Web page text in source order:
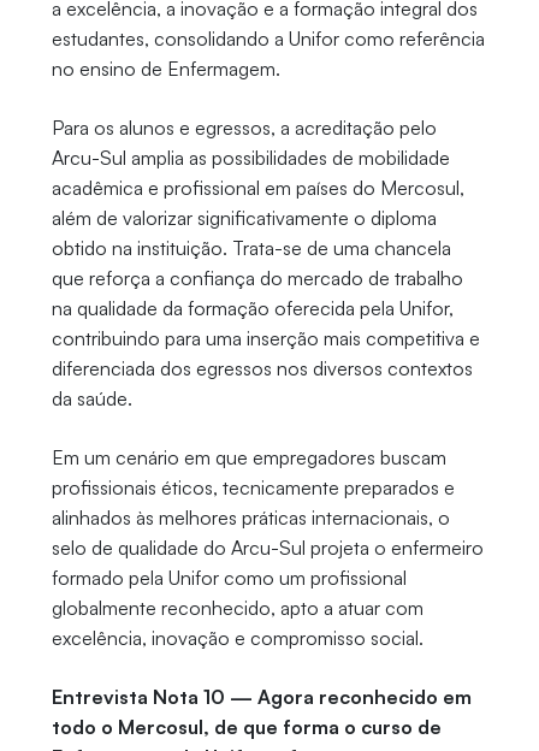
a excelência, a inovação e a formação integral dos
estudantes, consolidando a Unifor como referência
no ensino de Enfermagem.
Para os alunos e egressos, a acreditação pelo
Arcu-Sul amplia as possibilidades de mobilidade
acadêmica e profissional em países do Mercosul,
além de valorizar significativamente o diploma
obtido na instituição. Trata-se de uma chancela
que reforça a confiança do mercado de trabalho
na qualidade da formação oferecida pela Unifor,
contribuindo para uma inserção mais competitiva e
diferenciada dos egressos nos diversos contextos
da saúde.
Em um cenário em que empregadores buscam
profissionais éticos, tecnicamente preparados e
alinhados às melhores práticas internacionais, o
selo de qualidade do Arcu-Sul projeta o enfermeiro
formado pela Unifor como um profissional
globalmente reconhecido, apto a atuar com
excelência, inovação e compromisso social.
Entrevista Nota 10 — Agora reconhecido em
todo o Mercosul, de que forma o curso de